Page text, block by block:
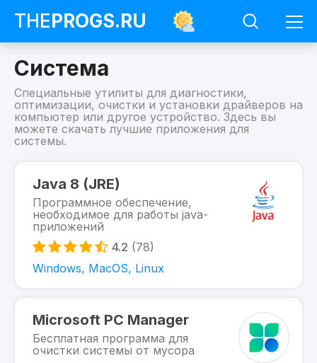
THEPROGS.RU
Система
Специальные утилиты для диагностики,
оптимизации, очистки и установки драйверов на
компьютер или другое устройство. Здесь вы
можете скачать лучшие приложения для
системы.
Система
Java 8 (JRE)
Программное обеспечение,
необходимое для работы java-
приложений
4.2 (78)
Windows, MacOS, Linux
Microsoft PC Manager
Бесплатная программа для
очистки системы от мусора